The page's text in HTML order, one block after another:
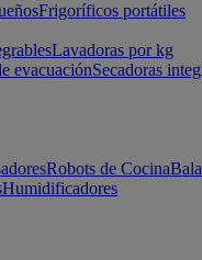
Frigoríficos portátiles
Lavadoras por kg
evacuaciónSecadoras
Robots de Cocina
Humidificadores